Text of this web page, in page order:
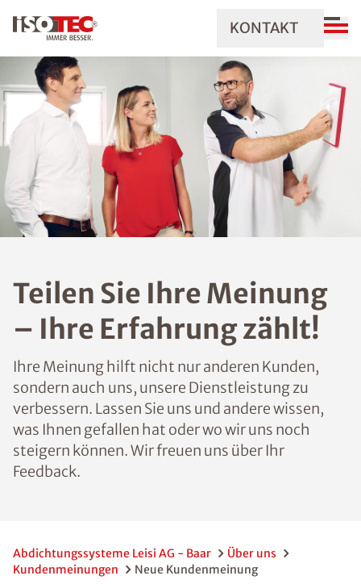
KONTAKT
Teilen Sie Ihre Meinung
– Ihre Erfahrung zählt!
Ihre Meinung hilft nicht nur anderen Kunden,
sondern auch uns, unsere Dienstleistung zu
verbessern. Lassen Sie uns und andere wissen,
was Ihnen gefallen hat oder wo wir uns noch
steigern können. Wir freuen uns über Ihr
Feedback.
Abdichtungssysteme Leisi AG - Baar
Über uns
Kundenmeinungen
Neue Kundenmeinung